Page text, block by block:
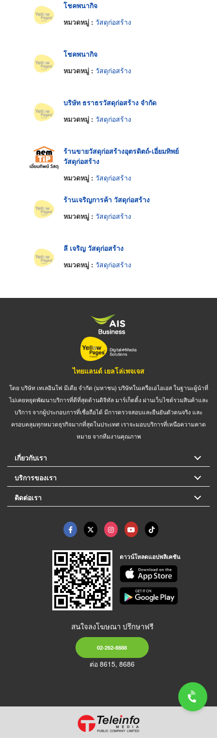
โชคพนากิจ
หมวดหมู่ : วัสดุก่อสร้าง
โชคพนากิจ
หมวดหมู่ : วัสดุก่อสร้าง
บริษัท ธราธรวัสดุก่อสร้าง จำกัด
หมวดหมู่ : วัสดุก่อสร้าง
ร้านขายวัสดุก่อสร้างอุตรดิตถ์-เอี่ยมทิพย์
วัสดุก่อสร้าง
หมวดหมู่ : วัสดุก่อสร้าง
ร้านเจริญการค้า วัสดุก่อสร้าง
หมวดหมู่ : วัสดุก่อสร้าง
ลี เจริญ วัสดุก่อสร้าง
หมวดหมู่ : วัสดุก่อสร้าง
ไทยแลนด์ เยลโล่เพจเจส
โดย บริษัท เทเลอินโฟ มีเดีย จำกัด (มหาชน) บริษัทในเครือเอไอเอส ในฐานะผู้นำที่
ไม่เคยหยุดพัฒนาบริการที่ดีที่สุดด้านดิจิทัล มาร์เก็ตติ้ง ผ่านเว็บไซต์รวมสินค้าและ
บริการ จากผู้ประกอบการที่เชื่อถือได้ มีการตรวจสอบและยืนยันตัวตนจริง และ
ครอบคลุมทุกหมวดธุรกิจมากที่สุดในประเทศ เราจะมอบบริการที่เหนือความคาด
หมาย จากทีมงานคุณภาพ
เกี่ยวกับเรา
บริการของเรา
ติดต่อเรา
ดาวน์โหลดแอปพลิเคชัน
สนใจลงโฆษณา ปรึกษาฟรี
02-262-8888
ต่อ 8615, 8686